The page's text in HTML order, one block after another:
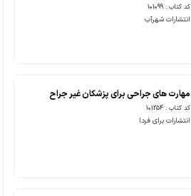
کد کتاب : 101099
انتشارات شهرآب
مهارت های جراحی برای پزشکان غیر جراح
کد کتاب : 101254
انتشارات برای فردا